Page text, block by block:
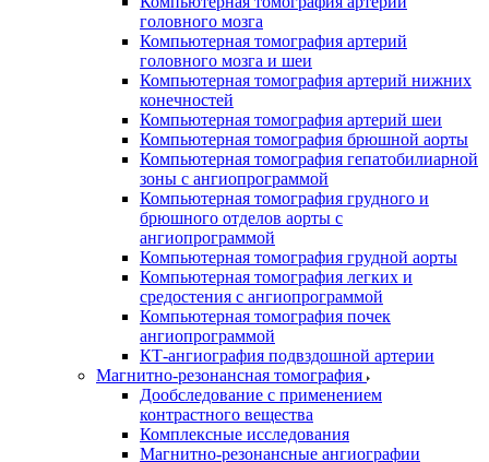
головного мозга
Компьютерная томография артерий
головного мозга и шеи
Компьютерная томография артерий нижних
конечностей
Компьютерная томография артерий шеи
Компьютерная томография брюшной аорты
Компьютерная томография гепатобилиарной
зоны с ангиопрограммой
Компьютерная томография грудного и
брюшного отделов аорты с
ангиопрограммой
Компьютерная томография грудной аорты
Компьютерная томография легких и
средостения с ангиопрограммой
Компьютерная томография почек
ангиопрограммой
КТ-ангиография подвздошной артерии
Магнитно-резонансная томография
Дообследование с применением
контрастного вещества
Комплексные исследования
Магнитно-резонансные ангиографии